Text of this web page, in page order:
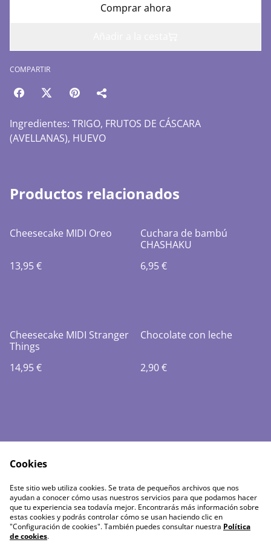
Comprar ahora
COMPARTIR
Ingredientes: TRIGO, FRUTOS DE CÁSCARA
(AVELLANAS), HUEVO
Productos relacionados
Cheesecake MIDI Oreo
13,95 €
Cuchara de bambú
CHASHAKU
6,95 €
Cheesecake MIDI Stranger
Things
14,95 €
Chocolate con leche
2,90 €
Política de PrivacidadTérminos del servicio
Aviso legal
Cookies
Este sitio web utiliza cookies. Se trata de pequeños archivos que nos
ayudan a conocer cómo usas nuestros servicios para que podamos hacer
que tu experiencia sea todavía mejor. Encontrarás más información sobre
estas cookies y podrás controlar cómo se usan haciendo clic en
"Configuración de cookies". También puedes consultar nuestra Política
de cookies.